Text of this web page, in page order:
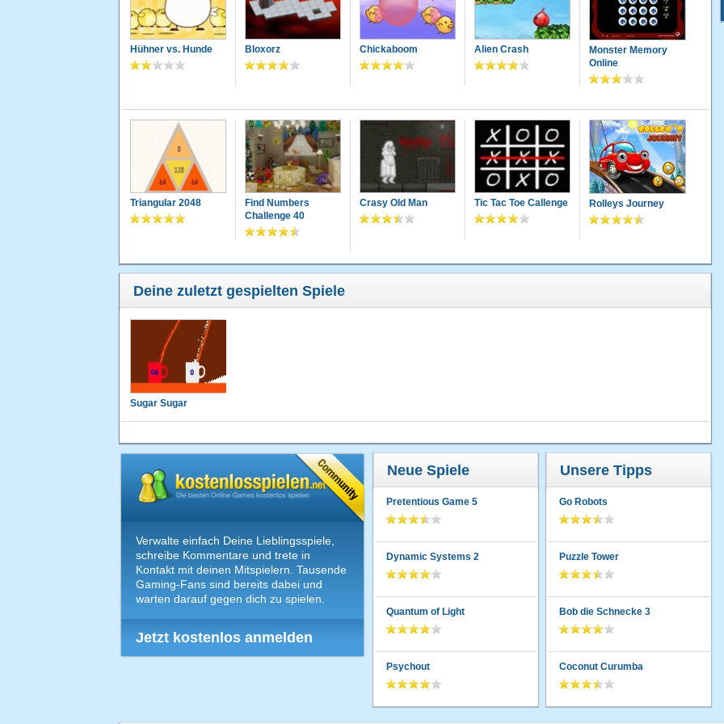
Hühner vs. Hunde Bloxorz Chickaboom Alien Crash
Monster Memory
Online
Triangular 2048
Find Numbers
Challenge 40
Crasy Old Man Tic Tac Toe Callenge Rolleys Journey
Deine zuletzt gespielten Spiele
Sugar Sugar
Verwalte einfach Deine Lieblingsspiele,
schreibe Kommentare und trete in
Kontakt mit deinen Mitspielern. Tausende
Gaming-Fans sind bereits dabei und
warten darauf gegen dich zu spielen.
Jetzt kostenlos anmelden
Neue Spiele
Pretentious Game 5
Dynamic Systems 2
Quantum of Light
Psychout
Unsere Tipps
Go Robots
Puzzle Tower
Bob die Schnecke 3
Coconut Curumba